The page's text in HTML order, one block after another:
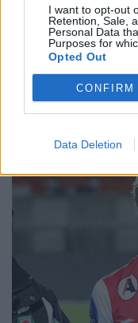
I want to opt-out
Retention, Sale,
Personal Data
Purposes for
Opted Out
CONFIRM
Data Deletion
më
Erling Haaland